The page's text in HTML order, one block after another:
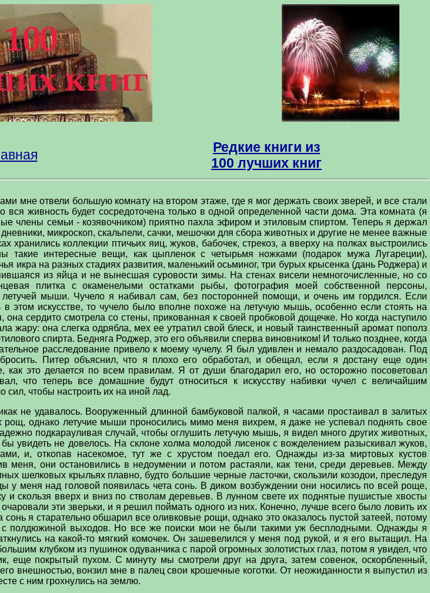
Редкие книги из
100 лучших книг
мне отвели большую комнату на втором этаже, где я мог держать своих зверей, и все стали
вся живность будет сосредоточена только в одной определенной части дома. Эта комната (я
члены семьи - козявочником) приятно пахла эфиром и этиловым спиртом. Теперь я держал
дневники, микроскоп, скальпели, сачки, мешочки для сбора животных и другие не менее важные
хранились коллекции птичьих яиц, жуков, бабочек, стрекоз, а вверху на полках выстроились
такие интересные вещи, как цыпленок с четырьмя ножками (подарок мужа Лугареции),
икра на разных стадиях развития, маленький осьминог, три бурых крысенка (дань Роджера) и
из яйца и не вынесшая суровости зимы. На стенах висели немногочисленные, но со
плитка с окаменелыми остатками рыбы, фотография моей собственной персоны,
мыши. Чучело я набивал сам, без посторонней помощи, и очень им гордился. Если
этом искусстве, то чучело было вполне похоже на летучую мышь, особенно если стоять на
она сердито смотрела со стены, прикованная к своей пробковой дощечке. Но когда наступило
жару: она слегка одрябла, мех ее утратил свой блеск, и новый таинственный аромат пополз
спирта. Бедняга Роджер, это его объявили сперва виновником! И только позднее, когда
расследование привело к моему чучелу. Я был удивлен и немало раздосадован. Под
Питер объяснил, что я плохо его обработал, и обещал, если я достану еще один
как это делается по всем правилам. Я от души благодарил его, но осторожно посоветовал
что теперь все домашние будут относиться к искусству набивки чучел с величайшим
сил, чтобы настроить их на иной лад.
не удавалось. Вооруженный длинной бамбуковой палкой, я часами простаивал в залитых
рощ, однако летучие мыши проносились мимо меня вихрем, я даже не успевал поднять свое
подкарауливая случай, чтобы оглушить летучую мышь, я видел много других животных,
увидеть не довелось. На склоне холма молодой лисенок с вожделением разыскивал жуков,
и, откопав насекомое, тут же с хрустом поедал его. Однажды из-за миртовых кустов
меня, они остановились в недоумении и потом растаяли, как тени, среди деревьев. Между
шелковых крыльях плавно, будто большие черные ласточки, скользили козодои, преследуя
у меня над головой появилась чета сонь. В диком возбуждении они носились по всей роще,
и скользя вверх и вниз по стволам деревьев. В лунном свете их поднятые пушистые хвосты
эти зверьки, и я решил поймать одного из них. Конечно, лучше всего было ловить их
я старательно обшарил все оливковые рощи, однако это оказалось пустой затеей, потому
с полдюжиной выходов. Но все же поиски мои не были такими уж бесплодными. Однажды я
на какой-то мягкий комочек. Он зашевелился у меня под рукой, и я его вытащил. На
клубком из пушинок одуванчика с парой огромных золотистых глаз, потом я увидел, что
еще покрытый пухом. С минуту мы смотрели друг на друга, затем совенок, оскорбленный,
внешностью, вонзил мне в палец свои крошечные коготки. От неожиданности я выпустил из
с ним грохнулись на землю.